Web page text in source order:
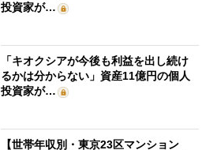
投資家が…
「キオクシアが今後も利益を出し続け
るかは分からない」資産11億円の個人
投資家が…
【世帯年収別・東京23区マンション